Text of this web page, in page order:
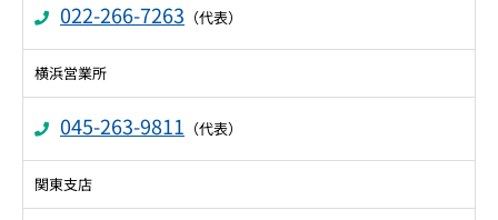
022-266-7263 （代表）
横浜営業所
045-263-9811 （代表）
関東支店